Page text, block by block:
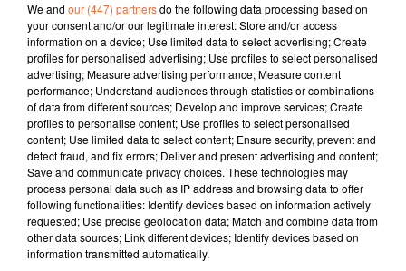
coup de coeur cinéma
8 avril 2026 - 1 min 56 sec
LA GUERRE DES PRIX
David Puaud
Coup de coeur cinéma
Chaque mercredi, dans notre Actu Ciné à 17h15,
Morgan Rassinoux, programmateur au Fauteuil Rouge
We and our (447) partnersdo the following data processing based on
your consent and/or our legitimate interest: Store and/or access
information on a device; Use limited data to select advertising; Create
profiles for personalised advertising; Use profiles to select personalised
advertising; Measure advertising performance; Measure content
performance; Understand audiences through statistics or combinations
of data from different sources; Develop and improve services; Create
profiles to personalise content; Use profiles to select personalised
content; Use limited data to select content; Ensure security, prevent and
detect fraud, and fix errors; Deliver and present advertising and content;
Save and communicate privacy choices. These technologies may
process personal data such as IP address and browsing data to offer
following functionalities: Identify devices based on information actively
requested; Use precise geolocation data; Match and combine data from
other data sources; Link different devices; Identify devices based on
information transmitted automatically.